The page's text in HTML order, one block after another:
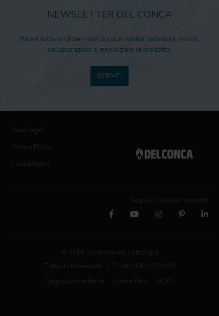
NEWSLETTER DEL CONCA
Ricevi tutte le ultime novità sulle nostre collezioni, eventi,
collaborazioni e innovazioni di prodotto.
ISCRIVITI
Note Legali
Privacy Policy
Cookie Policy
Seguici sui social networks
© 2019 Ceramica del Conca Spa
Tutti i diritti riservati
P. IVA 00819720400
Segnalazione illeciti
Codice Etico MOG